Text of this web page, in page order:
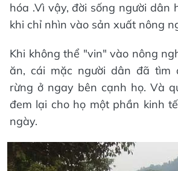
hóa .Vì vậy, đời sống người dân
khi chỉ nhìn vào sản xuất nông
Khi không thể "vin" vào nông
ăn, cái mặc người dân đã tìm
rừng ở ngay bên cạnh họ. Và
đem lại cho họ một phần kinh
ngày.